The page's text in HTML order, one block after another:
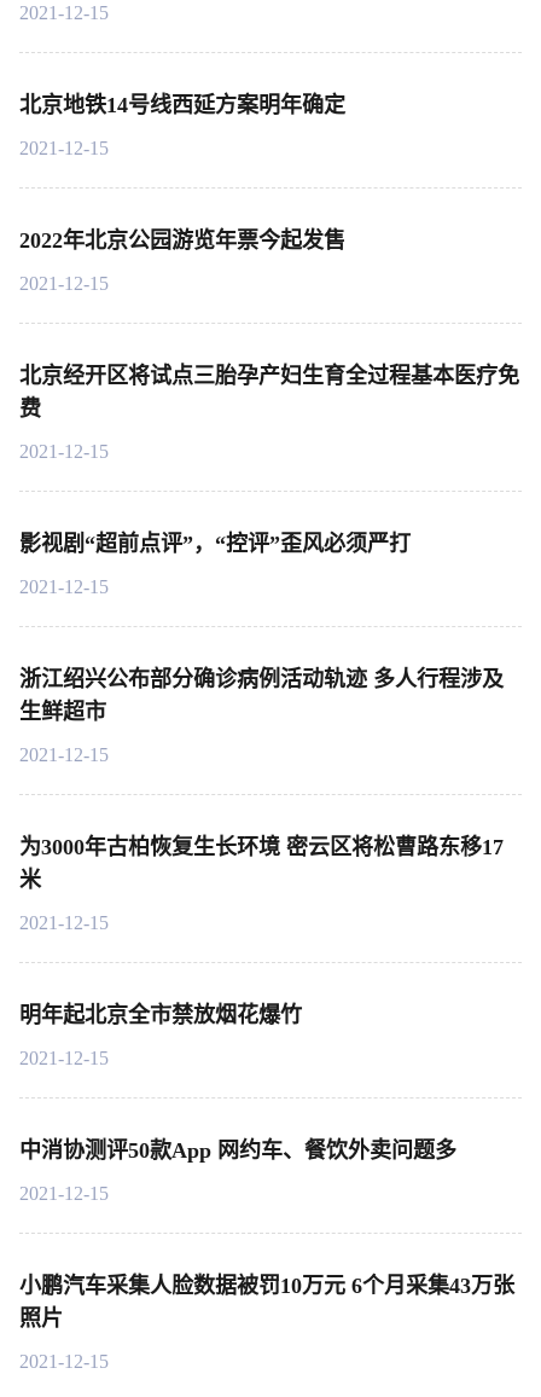
2021-12-15
北京地铁14号线西延方案明年确定
2021-12-15
2022年北京公园游览年票今起发售
2021-12-15
北京经开区将试点三胎孕产妇生育全过程基本医疗免
费
2021-12-15
影视剧“超前点评”，“控评”歪风必须严打
2021-12-15
浙江绍兴公布部分确诊病例活动轨迹 多人行程涉及
生鲜超市
2021-12-15
为3000年古柏恢复生长环境 密云区将松曹路东移17
米
2021-12-15
明年起北京全市禁放烟花爆竹
2021-12-15
中消协测评50款App 网约车、餐饮外卖问题多
2021-12-15
小鹏汽车采集人脸数据被罚10万元 6个月采集43万张
照片
2021-12-15